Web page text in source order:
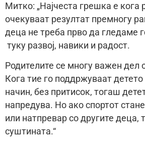
Mитко: „Најчеста грешка е кога
очекуваат резултат премногу
деца не треба прво да гледаме
туку развој, навики и радост.
Родителите се многу важен дел
Кога тие го поддржуваат
начин, без притисок, тогаш
напредува. Но ако спортот
или натпревар со другите деца,
суштината.“